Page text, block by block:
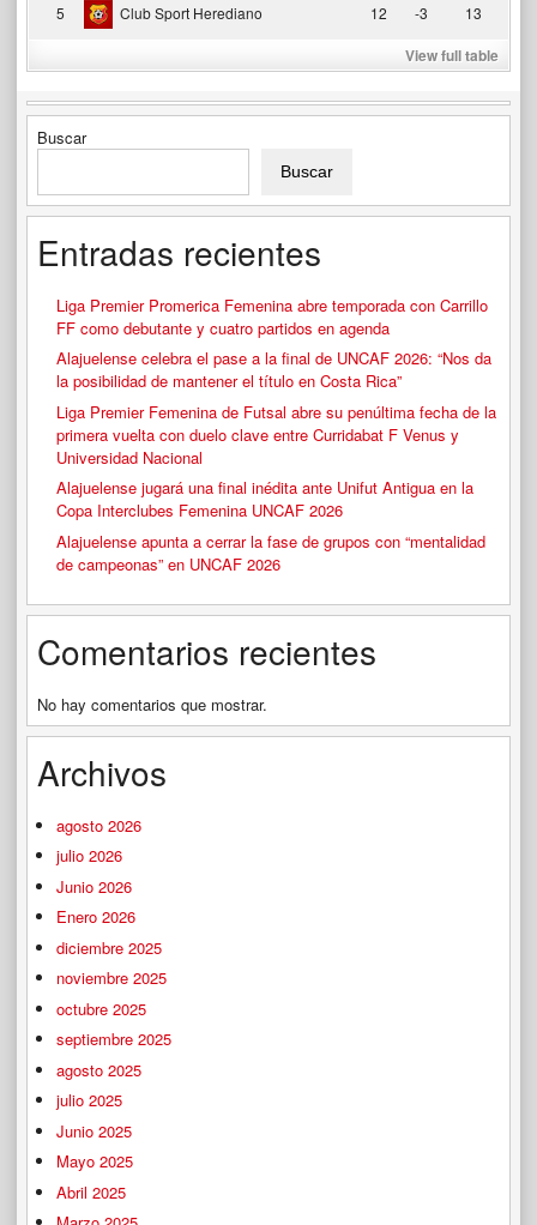
5 Club Sport Herediano 12 -3 13
View full table
Buscar
Buscar
Entradas recientes
Liga Premier Promerica Femenina abre temporada con Carrillo
FF como debutante y cuatro partidos en agenda
Alajuelense celebra el pase a la final de UNCAF 2026: “Nos da
la posibilidad de mantener el título en Costa Rica”
Liga Premier Femenina de Futsal abre su penúltima fecha de la
primera vuelta con duelo clave entre Curridabat F Venus y
Universidad Nacional
Alajuelense jugará una final inédita ante Unifut Antigua en la
Copa Interclubes Femenina UNCAF 2026
Alajuelense apunta a cerrar la fase de grupos con “mentalidad
de campeonas” en UNCAF 2026
Comentarios recientes
No hay comentarios que mostrar.
Archivos
agosto 2026
julio 2026
Junio 2026
Enero 2026
diciembre 2025
noviembre 2025
octubre 2025
septiembre 2025
agosto 2025
julio 2025
Junio 2025
Mayo 2025
Abril 2025